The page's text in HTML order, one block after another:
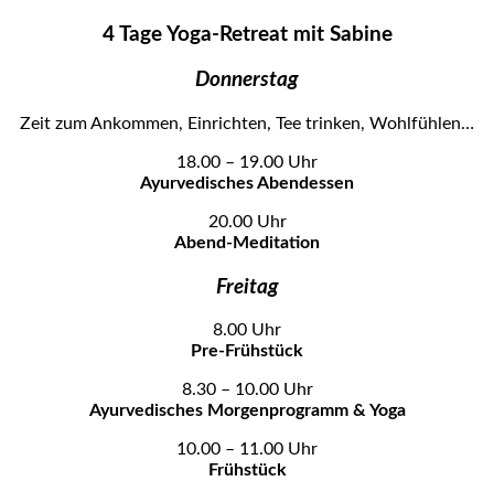
4 Tage Yoga-Retreat mit Sabine
Donnerstag
Zeit zum Ankommen, Einrichten, Tee trinken, Wohlfühlen…
18.00 – 19.00 Uhr
Ayurvedisches Abendessen
20.00 Uhr
Abend-Meditation
Freitag
8.00 Uhr
Pre-Frühstück
8.30 – 10.00 Uhr
Ayurvedisches Morgenprogramm & Yoga
10.00 – 11.00 Uhr
Frühstück